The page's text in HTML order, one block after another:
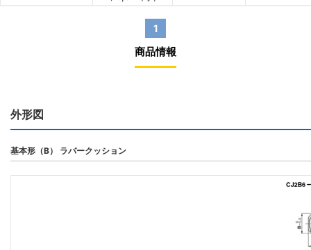
1
商品情報
外形図
基本形（B） ラバークッション